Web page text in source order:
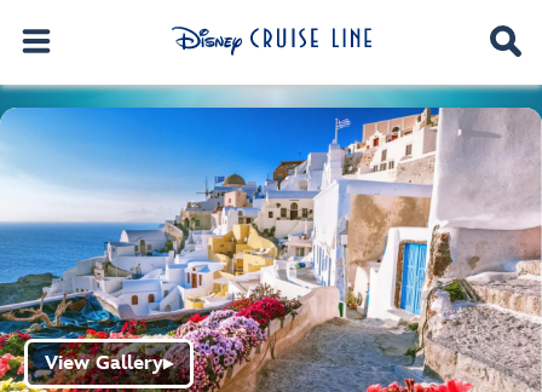
View Gallery▶